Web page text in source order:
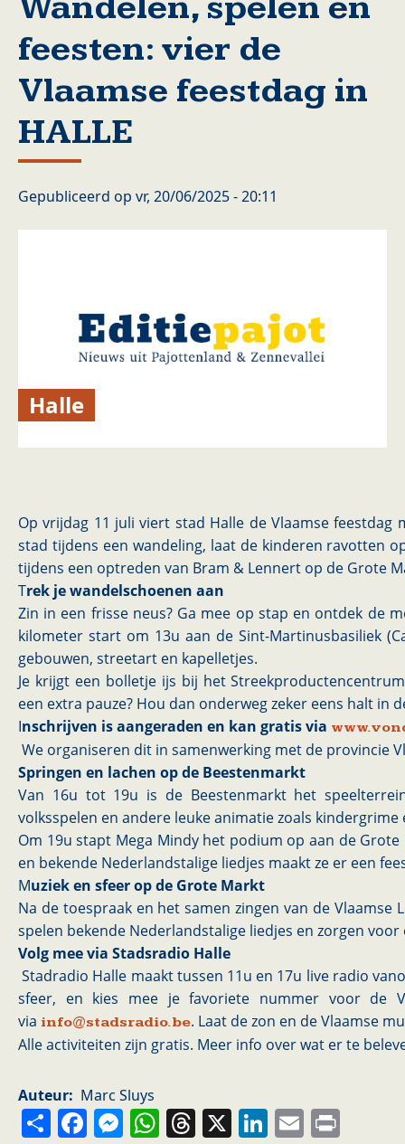
feesten: vier de
Vlaamse feestdag in
HALLE
Gepubliceerd op vr, 20/06/2025 - 20:11
Halle
Op vrijdag 11 juli viert stad Halle de Vlaamse
stad tijdens een wandeling, laat de kinderen ravotten
tijdens een optreden van Bram & Lennert op de Grote
Trek je wandelschoenen aan
Zin in een frisse neus? Ga mee op stap en ontdek de
kilometer start om 13u aan de Sint-Martinusbasiliek
gebouwen, streetart en kapelletjes.
Je krijgt een bolletje ijs bij het
een extra pauze? Hou dan onderweg zeker eens halt in
Inschrijven is aangeraden en kan gratis via
We organiseren dit in samenwerking met de provincie
Springen en lachen op de Beestenmarkt
Van 16u tot 19u is de Beestenmarkt het
volksspelen en andere leuke animatie zoals
Om 19u stapt Mega Mindy het podium op aan de
en bekende Nederlandstalige liedjes maakt ze er een
Muziek en sfeer op de Grote Markt
Na de toespraak en het samen zingen van de Vlaamse
spelen bekende Nederlandstalige liedjes en zorgen
Volg mee via Stadsradio Halle
Stadradio Halle maakt tussen 11u en 17u live radio
sfeer, en kies mee je favoriete nummer voor de
via info@stadsradio.be. Laat de zon en de Vlaamse
Alle activiteiten zijn gratis. Meer info over wat er te
Auteur Marc Sluys
ShareFacebook
Messenger
WhatsApp
Threads
X LinkedIn
Email